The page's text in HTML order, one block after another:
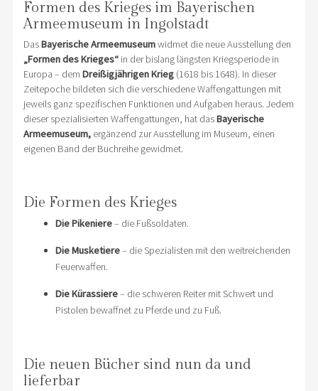
Formen des Krieges im Bayerischen
Armeemuseum in Ingolstadt
DasBayerische Armeemuseumwidmet die neue Ausstellung den
„Formen des Krieges“in der bislang längsten Kriegsperiode in
Europa – dem Dreißigjährigen Krieg(1618 bis 1648). In dieser
Zeitepoche bildeten sich die verschiedene Waffengattungen mit
jeweils ganz spezifischen Funktionen und Aufgaben heraus. Jedem
dieser spezialisierten Waffengattungen, hat dasBayerische
Armeemuseum,ergänzend zur Ausstellung im Museum, einen
eigenen Band der Buchreihe gewidmet.
Die Formen des Krieges
Die Pikeniere– die Fußsoldaten.
Die Musketiere– die Spezialisten mit den weitreichenden
Feuerwaffen.
Die Kürassiere– die schweren Reiter mit Schwert und
Pistolen bewaffnet zu Pferde und zu Fuß.
Die neuen Bücher sind nun da und
lieferbar